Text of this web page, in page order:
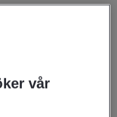
drar nytta av ett
vår